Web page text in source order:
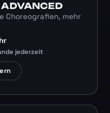
ADVANCED
Choreografien, mehr
jederzeit